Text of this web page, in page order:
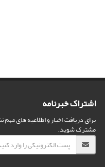
اشتراک خبرنامه
برای دریافت اخبار و اطلاعیه های
مشترک شوید.